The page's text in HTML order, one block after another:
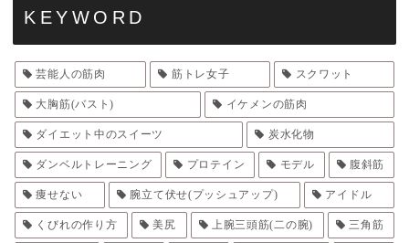
KEYWORD
芸能人の筋肉 筋トレ女子 スクワット
大胸筋(バスト) イケメンの筋肉
ダイエット中のスイーツ 炭水化物
ダンベルトレーニング プロテイン モデル 腹斜筋
痩せない 腕立て伏せ(プッシュアップ) アイドル
くびれの作り方 美尻 上腕三頭筋(二の腕) 三角筋